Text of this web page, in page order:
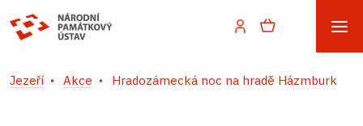
Jezeří Akce Hradozámecká noc na hradě Házmburk